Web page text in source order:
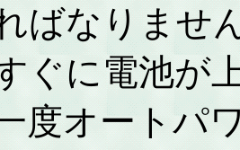
ばなりませ
ぐに電池が
度オートパ